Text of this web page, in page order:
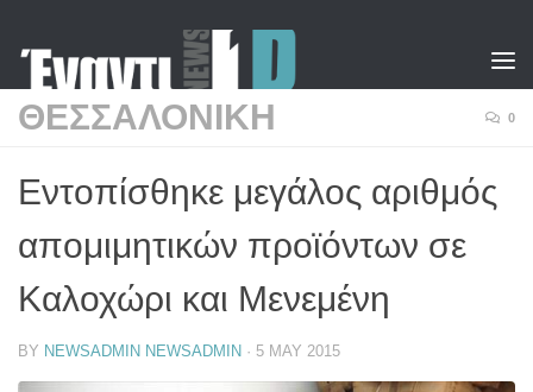
ΘΕΣΣΑΛΟΝΙΚΗ 0
Εντοπίσθηκε μεγάλος αριθμός
απομιμητικών προϊόντων σε
Καλοχώρι και Μενεμένη
BY NEWSADMIN NEWSADMIN · 5 MAY 2015